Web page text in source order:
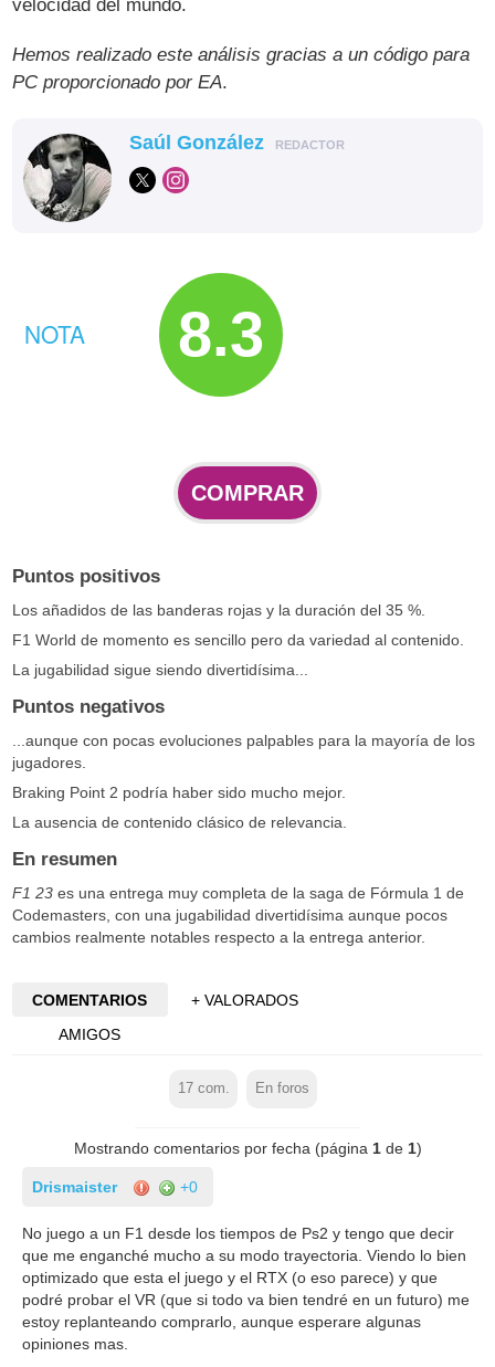
velocidad del mundo.
Hemos realizado este análisis gracias a un código para
PC proporcionado por EA.
Saúl González REDACTOR
NOTA 8.3
COMPRAR
Puntos positivos
Los añadidos de las banderas rojas y la duración del 35 %.
F1 World de momento es sencillo pero da variedad al contenido.
La jugabilidad sigue siendo divertidísima...
Puntos negativos
...aunque con pocas evoluciones palpables para la mayoría de los
jugadores.
Braking Point 2 podría haber sido mucho mejor.
La ausencia de contenido clásico de relevancia.
En resumen
F1 23 es una entrega muy completa de la saga de Fórmula 1 de
Codemasters, con una jugabilidad divertidísima aunque pocos
cambios realmente notables respecto a la entrega anterior.
COMENTARIOS
+ VALORADOS
AMIGOS
17com. En foros
Mostrando comentarios por fecha (página 1de 1)
Drismaister +0
No juego a un F1 desde los tiempos de Ps2 y tengo que decir
que me enganché mucho a su modo trayectoria. Viendo lo bien
optimizado que esta el juego y el RTX (o eso parece) y que
podré probar el VR (que si todo va bien tendré en un futuro) me
estoy replanteando comprarlo, aunque esperare algunas
opiniones mas.